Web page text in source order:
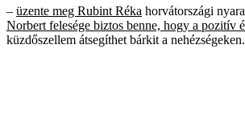
– üzente meg Rubint Réka horvátországi
Norbert felesége biztos benne, hogy a pozitív
küzdőszellem átsegíthet bárkit a nehézségeken.